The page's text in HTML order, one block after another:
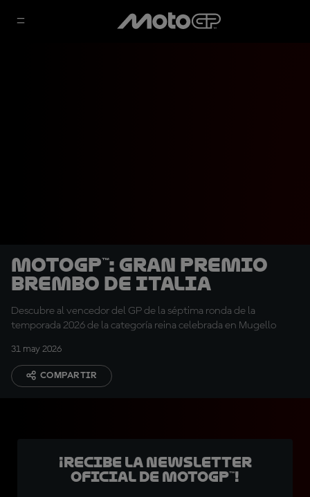
MotoGP™: Gran Premio
Brembo de Italia
Descubre al vencedor del GP de la séptima ronda de la
temporada 2026 de la categoría reina celebrada en Mugello
31 may 2026
COMPARTIR
¡Recibe la Newsletter
oficial de MotoGP™!